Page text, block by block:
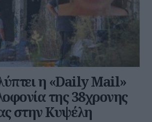
η «Daily Mail»
της 38χρονης
στην Κυψέλη